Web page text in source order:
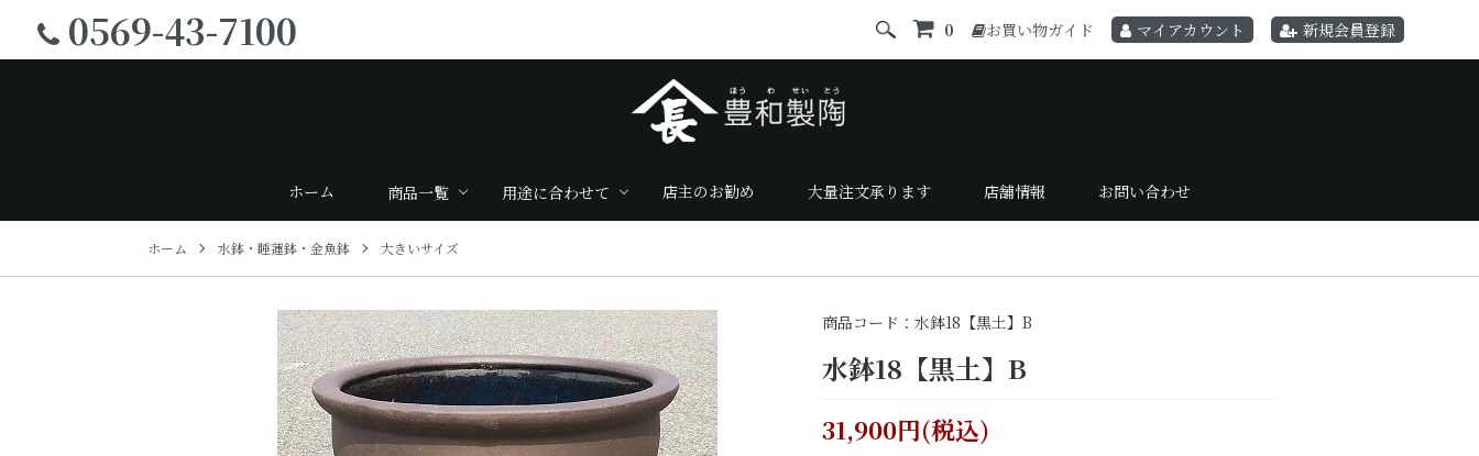
0569-43-7100 0 お買い物ガイド マイアカウント 新規会員登録
ホーム 商品一覧 用途に合わせて 店主のお勧め 大量注文承ります 店舗情報 お問い合わせ
ホーム 水鉢・睡蓮鉢・金魚鉢 大きいサイズ
商品コード：水鉢18【黒土】B
水鉢18【黒土】B
31,900円(税込)